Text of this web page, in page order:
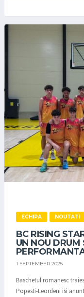
ECHIPA NOUTATI
BC RISING
UN NOU DRUM
1 SEPTEMBER 2025
Baschetul romanesc
Popesti-Leordeni isi